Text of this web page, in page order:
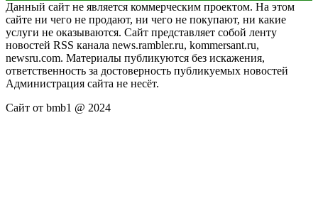
Данный сайт не является коммерческим проектом. На этом
сайте ни чего не продают, ни чего не покупают, ни какие
услуги не оказываются. Сайт представляет собой ленту
новостей RSS канала news.rambler.ru, kommersant.ru,
newsru.com. Материалы публикуются без искажения,
ответственность за достоверность публикуемых новостей
Администрация сайта не несёт.
Сайт от bmb1 @ 2024